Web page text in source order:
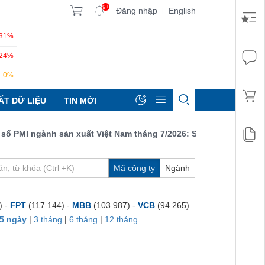
9+ Đăng nhập | English
0%
DỮ LIỆU TIN MỚI
ngành sản xuất Việt Nam tháng 7/2026: Sản lượng, số
Mã công ty Ngành
- FPT (117.144) - MBB (103.987) - VCB (94.265)
5 ngày | 3 tháng | 6 tháng | 12 tháng